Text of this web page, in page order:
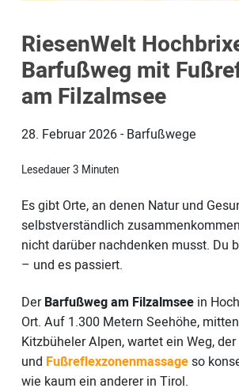
RiesenWelt
Barfußweg mit
am Filzalmsee
28. Februar 2026-Barfußwege
Lesedauer3 Minuten
Es gibt Orte, an denen Natur und
selbstverständlich
nicht darüber nachdenken musst. Du
– und es passiert.
DerBarfußweg am Filzalmseein
Ort. Auf 1.300 Metern Seehöhe,
Kitzbüheler Alpen, wartet ein Weg,
und Fußreflexzonenmassageso
wie kaum ein anderer in Tirol.